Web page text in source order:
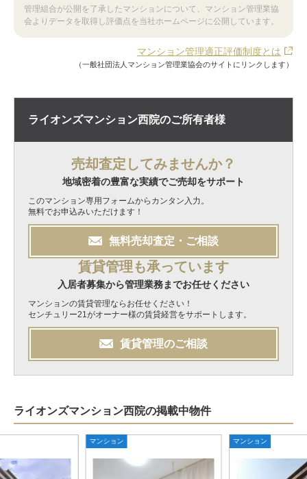
管理組合が公開を了承したマンションについて、マンション管理業協
会よりデータを取得し評価点を当社ホームページに公開しています。
マンション管理適正評価制度とは
（一般社団法人マンション管理業協会のサイトにリンクします）
ライオンズマンション西院のご所有者様
売却査定してみませんか？
地域密着の豊富な実績でご売却をサポート
このマンション専用フォームからカンタン入力。
無料でお申込みいただけます！
無料売却査定・ご相談
賃貸管理も承っています
入居者募集から管理業務までお任せください
マンションの賃貸管理ならお任せください！
センチュリー21がオーナー様の賃貸経営をサポートします。
賃貸管理のご相談
ライオンズマンション西院の掲載中物件
マンション マンション